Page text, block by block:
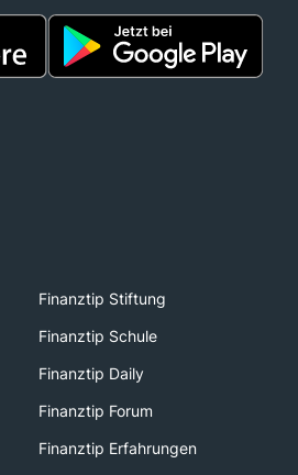
Finanztip Stiftung
Finanztip Schule
Finanztip Daily
Finanztip Forum
Finanztip Erfahrungen